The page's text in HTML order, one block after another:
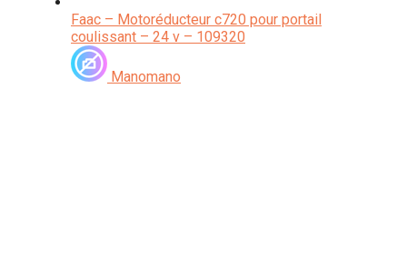
Faac – Motoréducteur c720 pour portail
coulissant – 24 v – 109320
Manomano